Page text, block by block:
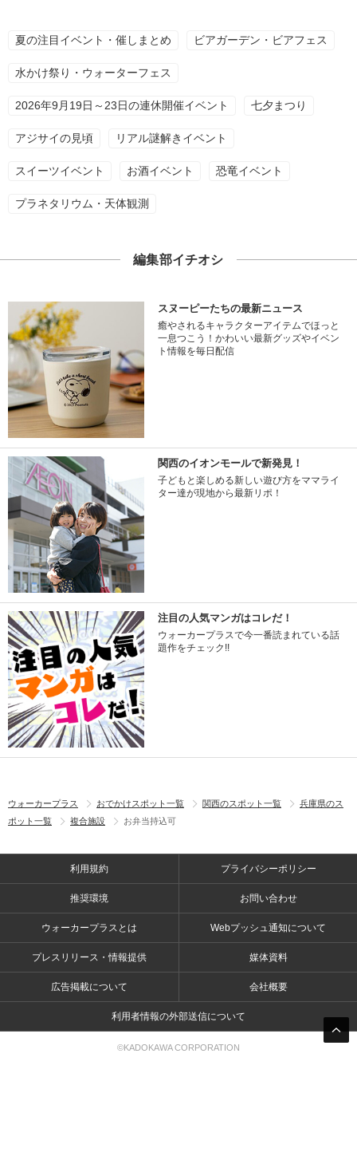
夏の注目イベント・催しまとめ ビアガーデン・ビアフェス
水かけ祭り・ウォーターフェス
2026年9月19日～23日の連休開催イベント 七夕まつり
アジサイの見頃 リアル謎解きイベント
スイーツイベント お酒イベント 恐竜イベント
プラネタリウム・天体観測
編集部イチオシ
スヌーピーたちの最新ニュース
癒やされるキャラクターアイテムでほっと
一息つこう！かわいい最新グッズやイベン
ト情報を毎日配信
関西のイオンモールで新発見！
子どもと楽しめる新しい遊び方をママライ
ター達が現地から最新リポ！
注目の人気マンガはコレだ！
ウォーカープラスで今一番読まれている話
題作をチェック!!
ウォーカープラス おでかけスポット一覧 関西のスポット一覧
兵庫県のス
ポット一覧
複合施設 お弁当持込可
利用規約 プライバシーポリシー
推奨環境 お問い合わせ
ウォーカープラスとは Webプッシュ通知について
プレスリリース・情報提供 媒体資料
広告掲載について 会社概要
利用者情報の外部送信について
©KADOKAWA CORPORATION